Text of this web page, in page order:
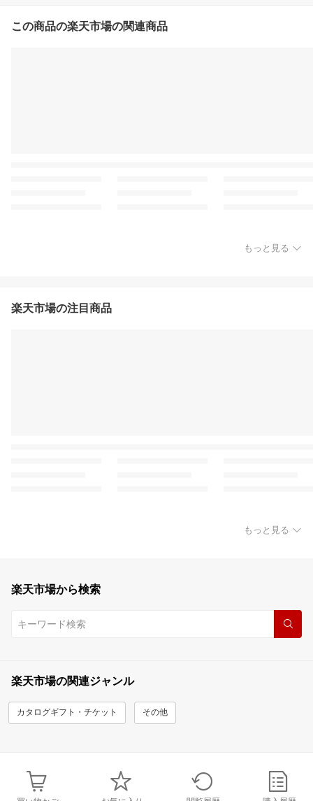
この商品の楽天市場の関連商品
もっと見る
楽天市場の注目商品
もっと見る
楽天市場から検索
楽天市場の関連ジャンル
カタログギフト・チケット その他